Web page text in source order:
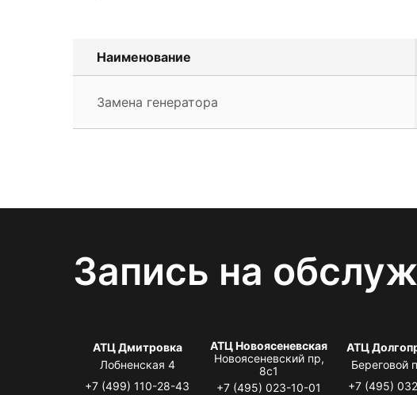
Наименование
Замена генератора
Запись на
АТЦ Дмитровка
Лобненская 4
+7 (499) 110-28-43
АТЦ Новоясеневская
Новоясеневский пр,
8с1
+7 (495) 023-10-01
АТЦ
Береговой
+7 (495)